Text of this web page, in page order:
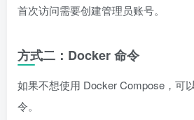
首次访问需要创建管理员账号。
方式二：Docker 命令
如果不想使用 Docker Compose，可
令。